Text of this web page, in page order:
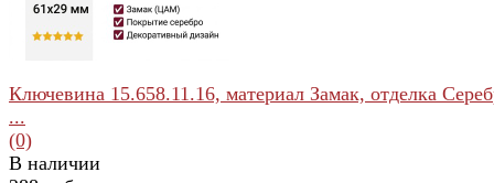
Ключевина 15.658.11.16, материал Замак, отделка
...
(0)
В наличии